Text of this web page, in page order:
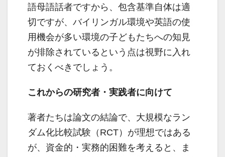
語母語話者ですから、包含基準自体は適
切ですが、バイリンガル環境や英語の使
用機会が多い環境の子どもたちへの知見
が排除されているという点は視野に入れ
ておくべきでしょう。
これからの研究者・実践者に向けて
著者たちは論文の結論で、大規模なラン
ダム化比較試験（RCT）が理想ではある
が、資金的・実務的困難を考えると、ま